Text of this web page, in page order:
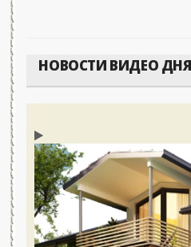
НОВОСТИ ВИДЕО ДНЯ